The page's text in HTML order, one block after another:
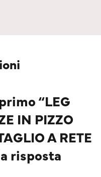
“LEG
IN PIZZO
A RETE
risposta